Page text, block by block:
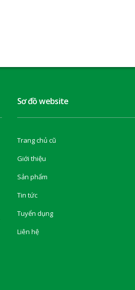
Sơ đồ website
Trang chủ cũ
Giới thiệu
Sản phẩm
Tin tức
Tuyển dụng
Liên hệ